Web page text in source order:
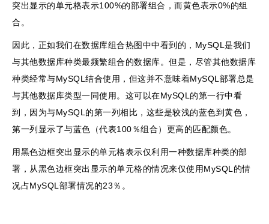
突出显示的单元格表示100%的部署组合，而黄色表示0%的组
合。
因此，正如我们在数据库组合热图中中看到的，MySQL是我们
与其他数据库种类最频繁组合的数据库。但是，尽管其他数据库
种类经常与MySQL结合使用，但这并不意味着MySQL部署总是
与其他数据库类型一同使用。这可以在MySQL的第一行中看
到，因为与MySQL的第一列相比，这些是较浅的蓝色到黄色，
第一列显示了与蓝色（代表100％组合）更高的匹配颜色。
用黑色边框突出显示的单元格表示仅利用一种数据库种类的部
署，从黑色边框突出显示的单元格的情况来仅使用MySQL的情
况占MySQL部署情况的23％。